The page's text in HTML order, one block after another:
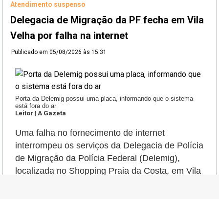
Atendimento suspenso
Delegacia de Migração da PF fecha em Vila
Velha por falha na internet
Publicado em 05/08/2026 às 15:31
Porta da Delemig possui uma placa, informando que o sistema
está fora do ar
Leitor | A Gazeta
Uma falha no fornecimento de internet
interrompeu os serviços da Delegacia de Polícia
de Migração da Polícia Federal (Delemig),
localizada no Shopping Praia da Costa, em Vila